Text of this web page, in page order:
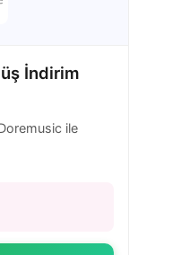
İndirim
ile